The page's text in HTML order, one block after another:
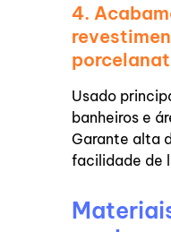
4.
Usado
banheiros e
Garante alta
facilidade de